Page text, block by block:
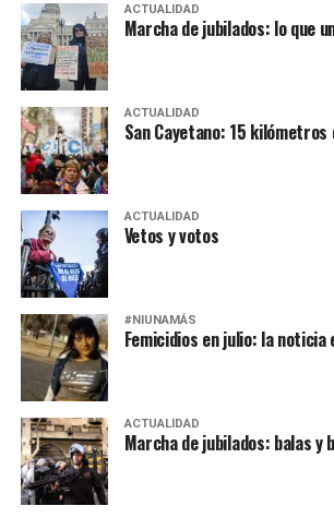
ACTUALIDAD
Marcha de jubilados: lo que
ACTUALIDAD
San Cayetano: 15 kilómetros
ACTUALIDAD
Vetos y votos
#NIUNAMÁS
Femicidios en julio: la
ACTUALIDAD
Marcha de jubilados: balas y